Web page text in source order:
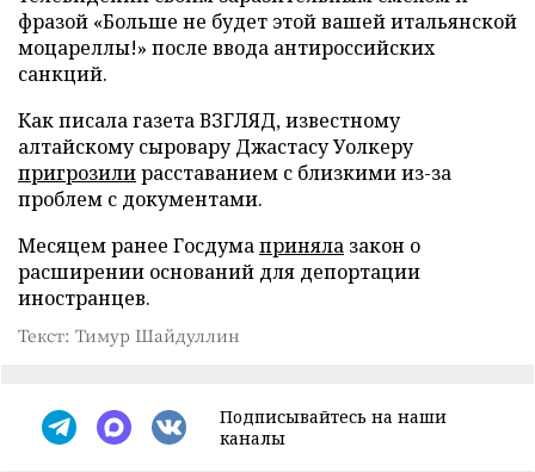
фразой «Больше не будет этой вашей итальянской
моцареллы!» после ввода антироссийских
санкций.
Как писала газета ВЗГЛЯД, известному
алтайскому сыровару Джастасу Уолкеру
пригрозилирасставанием с близкими из-за
проблем с документами.
Месяцем ранее Госдумаприняла закон о
расширении оснований для депортации
иностранцев.
Текст: Тимур Шайдуллин
Подписывайтесь на наши
каналы